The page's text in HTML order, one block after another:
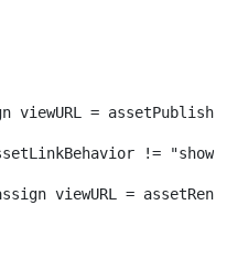
viewURL =
!=
viewURL =